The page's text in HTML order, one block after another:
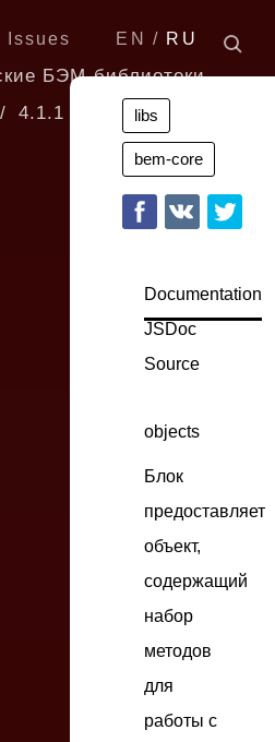
EN RU
Issues
БЭМ-библиотеки
4.1.1
Documentation
JSDoc
Source
objects
Блок
предоставляет
объект,
содержащий
набор
методов
для
работы с
libs
bem-core